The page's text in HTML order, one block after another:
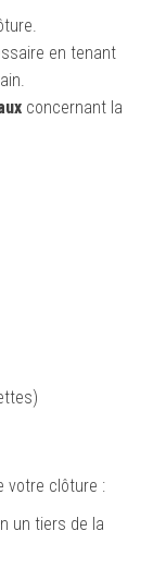
en tenant
concernant la
votre clôture :
un tiers de la